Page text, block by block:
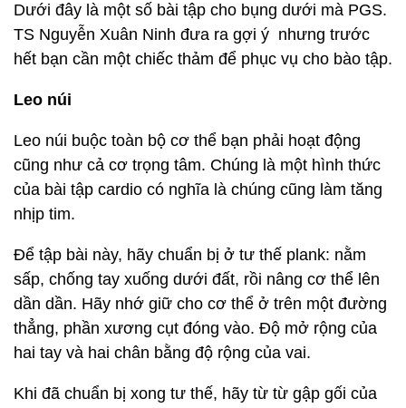
Dưới đây là một số bài tập cho bụng dưới mà PGS.
TS Nguyễn Xuân Ninh đưa ra gợi ý nhưng trước
hết bạn cần một chiếc thảm để phục vụ cho bào tập.
Leo núi
Leo núi buộc toàn bộ cơ thể bạn phải hoạt động
cũng như cả cơ trọng tâm. Chúng là một hình thức
của bài tập cardio có nghĩa là chúng cũng làm tăng
nhịp tim.
Để tập bài này, hãy chuẩn bị ở tư thế plank: nằm
sấp, chống tay xuống dưới đất, rồi nâng cơ thể lên
dần dần. Hãy nhớ giữ cho cơ thể ở trên một đường
thẳng, phần xương cụt đóng vào. Độ mở rộng của
hai tay và hai chân bằng độ rộng của vai.
Khi đã chuẩn bị xong tư thế, hãy từ từ gập gối của